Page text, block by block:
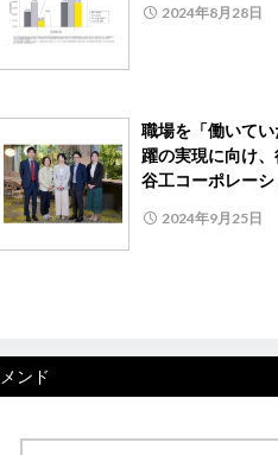
2024年8月28日
職場を「働いて
躍の実現に向け
谷工コーポレー
2024年9月25日
ンド